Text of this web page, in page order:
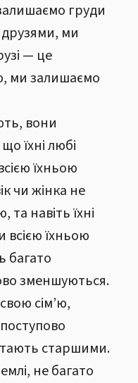
груди
ми
— це
ми залишаємо
вони
їхні любі
їхньою
чи жінка не
навіть їхні
всією їхньою
багато
зменшуються.
сім’ю,
поступово
старшими.
не багато